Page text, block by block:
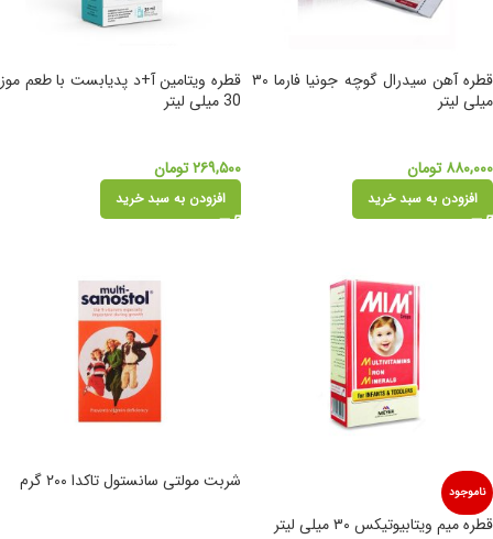
قطره آهن سیدرال گوچه جونیا فارما ۳۰
میلی لیتر
۸۸۰,۰۰۰ تومان
افزودن به سبد خرید
قطره ویتامین آ+د پدیابست با طعم موز
30 میلی لیتر
۲۶۹,۵۰۰تومان
افزودن به سبد خرید
ناموجود
قطره میم ویتابیوتیکس ۳۰ میلی لیتر
شربت مولتی سانستول تاکدا ۲۰۰ گرم